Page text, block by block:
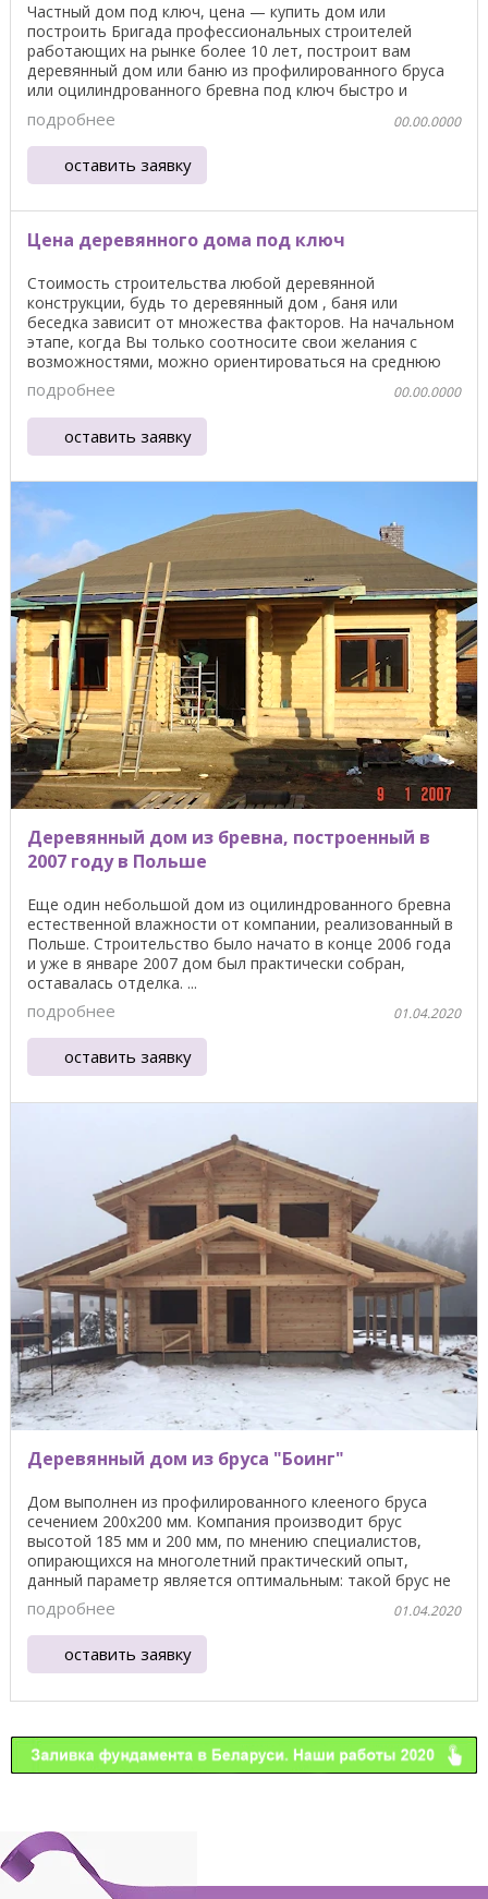
Частный дом под ключ, цена — купить дом или
построить Бригада профессиональных строителей
работающих на рынке более 10 лет, построит вам
деревянный дом или баню из профилированного бруса
или оцилиндрованного бревна под ключ быстро и
качественно. Все ...
подробнее 00.00.0000
оставить заявку
Цена деревянного дома под ключ
Стоимость строительства любой деревянной
конструкции, будь то деревянный дом , баня или
беседка зависит от множества факторов. На начальном
этапе, когда Вы только соотносите свои желания с
возможностями, можно ориентироваться на среднюю
подробнее 00.00.0000
оставить заявку
Деревянный дом из бревна, построенный в
2007 году в Польше
Еще один небольшой дом из оцилиндрованного бревна
естественной влажности от компании, реализованный в
Польше. Строительство было начато в конце 2006 года
и уже в январе 2007 дом был практически собран,
оставалась отделка. ...
подробнее 01.04.2020
оставить заявку
Деревянный дом из бруса "Боинг"
Дом выполнен из профилированного клееного бруса
сечением 200х200 мм. Компания производит брус
высотой 185 мм и 200 мм, по мнению специалистов,
опирающихся на многолетний практический опыт,
данный параметр является оптимальным: такой брус не
только ...
подробнее 01.04.2020
оставить заявку